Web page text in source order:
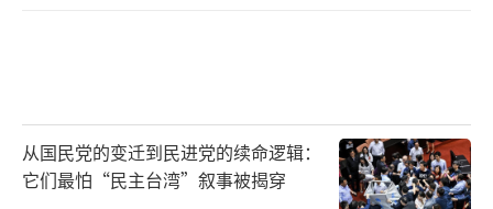
从国民党的变迁到民进党的续命逻辑：
它们最怕“民主台湾”叙事被揭穿